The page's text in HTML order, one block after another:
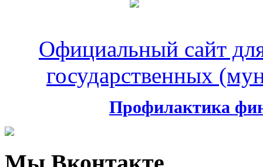
Официальный сайт
государственных
Профилактика